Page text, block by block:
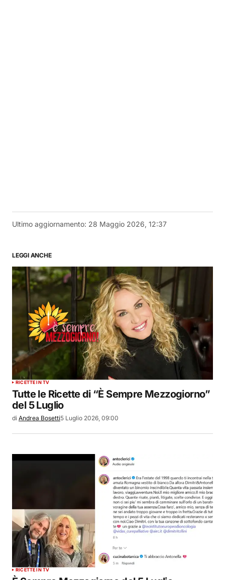
Ultimo aggiornamento: 28 Maggio 2026, 12:37
LEGGI ANCHE
RICETTE IN TV
Tutte le Ricette di “È Sempre Mezzogiorno”
del 5 Luglio
di Andrea Bosetti5 Luglio 2026, 09:00
RICETTE IN TV